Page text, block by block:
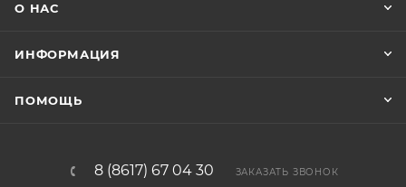
О НАС
ИНФОРМАЦИЯ
ПОМОЩЬ
8 (8617) 67 04 30 ЗАКАЗАТЬ ЗВОНОК